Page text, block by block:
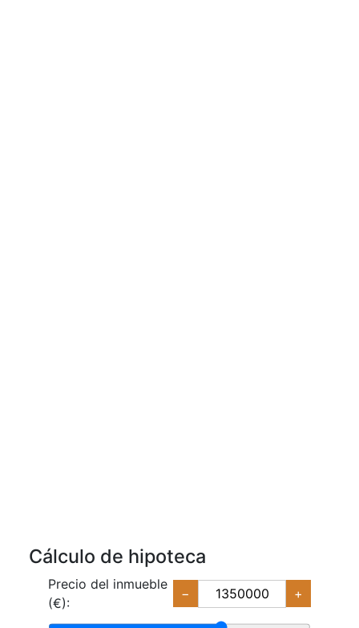
Cálculo de hipoteca
Precio del inmueble
(€):
− +